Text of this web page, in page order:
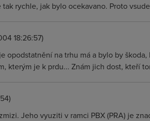
rychle, jak bylo ocekavano. Proto
18:26:57)
opodstatnění na trhu má a bylo by
kterým je k prdu... Znám jich dost, kteří
Jeho vyuziti v ramci PBX (PRA) je